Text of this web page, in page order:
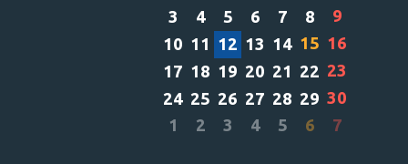
3
4 5 6 7 8
9
10 11 12 13 14 15 16
17 18 19 20 21 22 23
24 25 26 27 28 29 30
1
2 3 4 5 6 7